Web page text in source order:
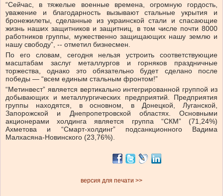
“Сейчас, в тяжелые военные времена, огромную гордость,
уважение и благодарность вызывают стальные укрытия и
бронежилеты, сделанные из украинской стали и спасающие
жизнь наших защитников и защитниц, в том числе почти 8000
работников группы, мужественно защищающих нашу землю и
нашу свободу”, -- отметил бизнесмен.
По его словам, сегодня нельзя устроить соответствующие
масштабам заслуг металлургов и горняков праздничные
торжества, однако это обязательно будет сделано после
победы — “всем единым стальным фронтом!”
“Метинвест” является вертикально интегрированной группой из
добывающих и металлургических предприятий. Предприятия
группы находятся, в основном, в Донецкой, Луганской,
Запорожской и Днепропетровской областях. Основными
акционерами холдинга является группа “СКМ” (71,24%)
Ахметова и “Смарт-холдинг” подсанкционного Вадима
Малхасяна-Новинского (23,76%).
версия для печати >>